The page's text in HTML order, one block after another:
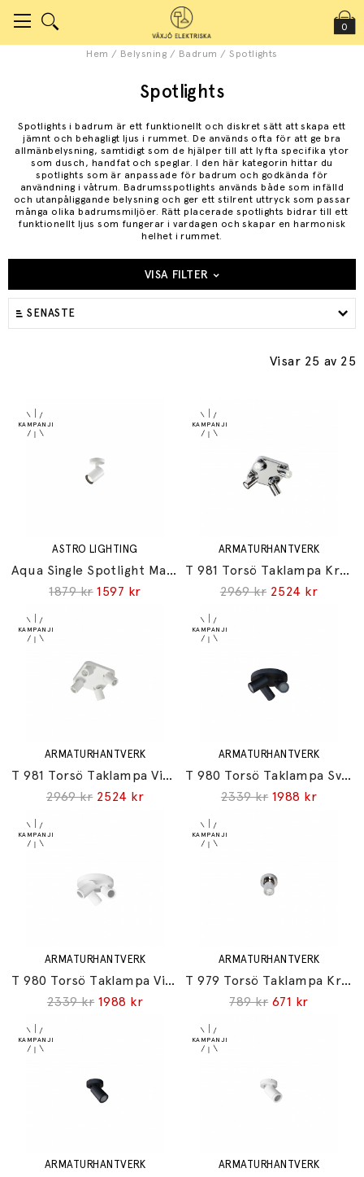
0
Hem / Belysning / Badrum /Spotlights
Spotlights
Spotlights i badrum är ett funktionellt och diskret sätt att skapa ett
jämnt och behagligt ljus i rummet. De används ofta för att ge bra
allmänbelysning, samtidigt som de hjälper till att lyfta specifika ytor
som dusch, handfat och speglar. I den här kategorin hittar du
spotlights som är anpassade för badrum och godkända för
användning i våtrum. Badrumsspotlights används både som infälld
och utanpåliggande belysning och ger ett stilrent uttryck som passar
många olika badrumsmiljöer. Rätt placerade spotlights bidrar till ett
funktionellt ljus som fungerar i vardagen och skapar en harmonisk
helhet i rummet.
VISA FILTER
SENASTE
Visar 25 av 25
ASTRO LIGHTING
Aqua Single Spotlight Matt White IP44
1879 kr 1597 kr
ARMATURHANTVERK
T 981 Torsö Taklampa Krom IP44
2969 kr 2524 kr
ARMATURHANTVERK
T 981 Torsö Taklampa Vit IP44
2969 kr 2524 kr
ARMATURHANTVERK
T 980 Torsö Taklampa Svart IP44
2339 kr 1988 kr
ARMATURHANTVERK
T 980 Torsö Taklampa Vit IP44
2339 kr 1988 kr
ARMATURHANTVERK
T 979 Torsö Taklampa Krom IP44
789 kr 671 kr
ARMATURHANTVERK ARMATURHANTVERK